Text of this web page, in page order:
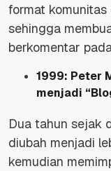
format
sehingga
berkomentar
1999: Peter
menjadi
Dua tahun sejak
diubah menjadi
kemudian